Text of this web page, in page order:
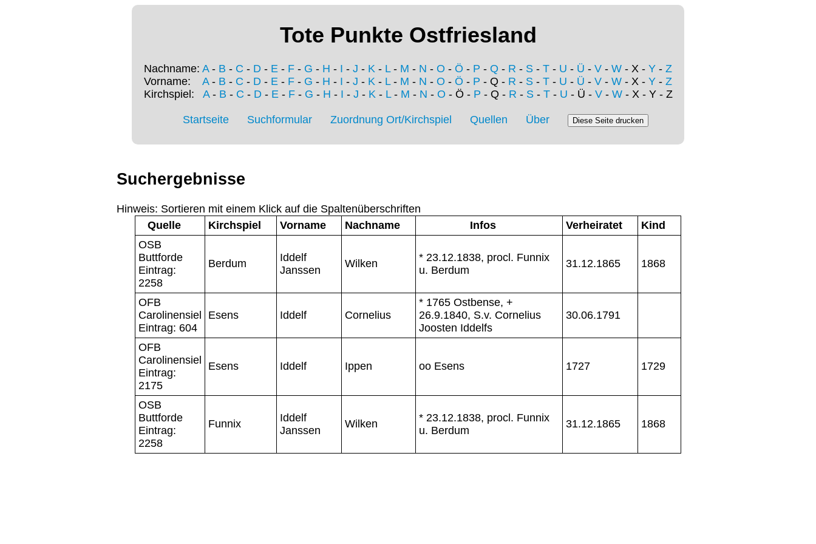
Tote Punkte Ostfriesland
Nachname: A- B - C - D - E - F - G - H - I - J - K - L- M - N - O - Ö - P - Q - R - S - T - U - Ü - V - W - X - Y - Z
Vorname: A- B - C - D - E - F - G - H - I - J - K - L- M - N - O - Ö - P - Q - R - S - T - U - Ü - V - W - X - Y - Z
Kirchspiel: A- B - C - D- E- F- G - H - I - J - K- L- M - N - O - Ö - P - Q - R - S- T- U - Ü - V- W- X - Y - Z
Startseite Suchformular Zuordnung Ort/Kirchspiel Quellen Über
Suchergebnisse
Hinweis: Sortieren mit einem Klick auf die Spaltenüberschriften
Quelle
Kirchspiel Vorname Nachname Infos Verheiratet
Kind
OSB
Buttforde
Eintrag:
2258
Berdum
Iddelf
Janssen
Wilken
* 23.12.1838, procl. Funnix
u. Berdum
31.12.1865 1868
OFB
Carolinensiel
Eintrag: 604
Esens Iddelf Cornelius
* 1765 Ostbense, +
26.9.1840, S.v. Cornelius
Joosten Iddelfs
30.06.1791
OFB
Carolinensiel
Eintrag:
2175
Esens Iddelf Ippen oo Esens 1727 1729
OSB
Buttforde
Eintrag:
2258
Funnix
Iddelf
Janssen
Wilken
* 23.12.1838, procl. Funnix
u. Berdum
31.12.1865 1868